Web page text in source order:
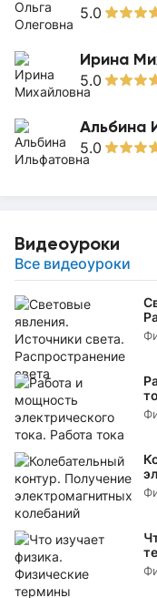
5.0
Ирина
5.0
Альбина
5.0
Видеоуроки
Все видеоуроки